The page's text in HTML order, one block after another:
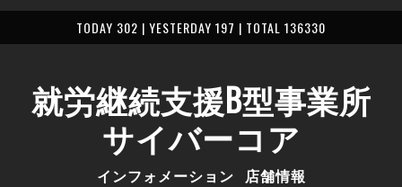
TODAY 302 | YESTERDAY 197 | TOTAL 136330
就労継続支援B型事業所
サイバーコア
インフォメーション
店舗情報